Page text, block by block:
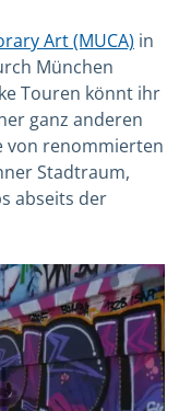
Art (MUCA) in
München
Touren könnt ihr
ganz anderen
von renommierten
Stadtraum,
abseits der